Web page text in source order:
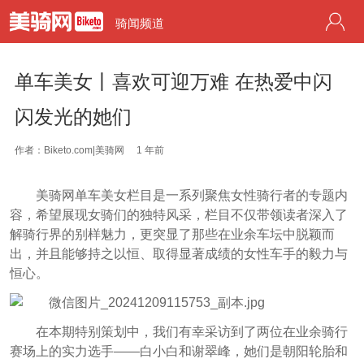
骑闻频道
单车美女丨喜欢可迎万难 在热爱中闪
闪发光的她们
作者：Biketo.com|美骑网 1 年前
美骑网单车美女栏目是一系列聚焦女性骑行者的专题内
容，希望展现女骑们的独特风采，栏目不仅带领读者深入了
解骑行界的别样魅力，更突显了那些在业余车坛中脱颖而
出，并且能够持之以恒、取得显著成绩的女性车手的毅力与
恒心。
在本期特别策划中，我们有幸采访到了两位在业余骑行
赛场上的实力选手——白小白和谢翠峰，她们是朝阳轮胎和